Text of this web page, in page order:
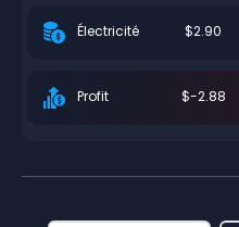
Électricité $2.90
Profit $-2.88